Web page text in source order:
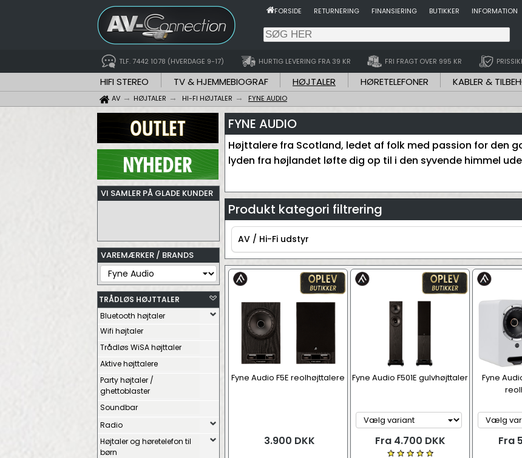
FORSIDE RETURNERING FINANSIERING BUTIKKER INFORMATION
TLF. 7442 1078 (HVERDAGE 9-17) HURTIG LEVERING FRA 39 KR FRI FRAGT OVER 995 KR
HIFI STEREO TV & HJEMMEBIOGRAF HØJTALER HØRETELEFONER KABLER &
AV HØJTALER HI-FI HØJTALER FYNE AUDIO
VI SAMLER PÅ GLADE KUNDER
VAREMÆRKER / BRANDS
TRÅDLØS HØJTTALER
Bluetooth højtaler
Wifi højtaler
Trådløs WiSA højttaler
Aktive højttalere
Party højtaler /
ghettoblaster
Soundbar
Radio
Højtaler og høretelefon til
børn
FYNE AUDIO
Højttalere fra Scotland, ledet af folk med passion for den
lyden fra højlandet løfte dig op til i den syvende himmel
Produkt kategori filtrering
AV / Hi-Fi udstyr
AV / Hi-Fi udstyr
Fyne Audio F5E reolhøjttalere
3.900 DKK
Fyne Audio F501E gulvhøjttaler
Fra 4.700 DKK
Fyne
Fra